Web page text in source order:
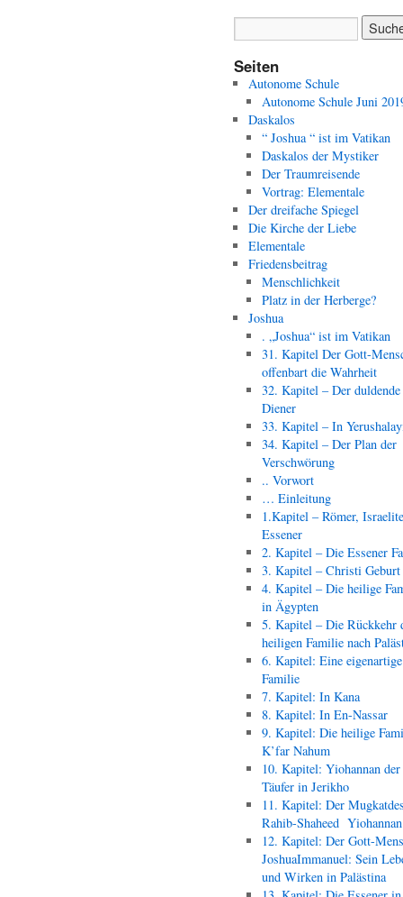
Seiten
Autonome Schule
Autonome Schule Juni
Daskalos
“ Joshua “ ist im Vatikan
Daskalos der Mystiker
Der Traumreisende
Vortrag: Elementale
Der dreifache Spiegel
Die Kirche der Liebe
Elementale
Friedensbeitrag
Menschlichkeit
Platz in der Herberge?
Joshua
. „Joshua“ ist im Vatikan
31. Kapitel Der Gott-
offenbart die Wahrheit
32. Kapitel – Der duldende
Diener
33. Kapitel – In
34. Kapitel – Der Plan der
Verschwörung
.. Vorwort
… Einleitung
1.Kapitel – Römer,
Essener
2. Kapitel – Die Essener
3. Kapitel – Christi Geburt
4. Kapitel – Die heilige
in Ägypten
5. Kapitel – Die Rückkehr
heiligen Familie nach
6. Kapitel: Eine eigenartige
Familie
7. Kapitel: In Kana
8. Kapitel: In En-Nassar
9. Kapitel: Die heilige
K’far Nahum
10. Kapitel: Yiohannan der
Täufer in Jerikho
11. Kapitel: Der
Rahib-Shaheed
12. Kapitel: Der Gott-
JoshuaImmanuel: Sein
und Wirken in Palästina